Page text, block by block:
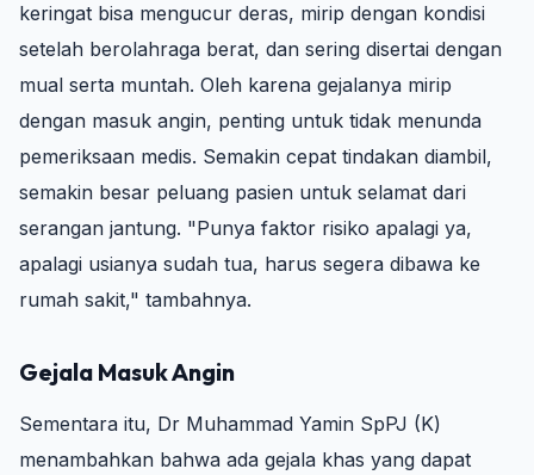
keringat bisa mengucur deras, mirip dengan kondisi
setelah berolahraga berat, dan sering disertai dengan
mual serta muntah. Oleh karena gejalanya mirip
dengan masuk angin, penting untuk tidak menunda
pemeriksaan medis. Semakin cepat tindakan diambil,
semakin besar peluang pasien untuk selamat dari
serangan jantung. "Punya faktor risiko apalagi ya,
apalagi usianya sudah tua, harus segera dibawa ke
rumah sakit," tambahnya.
Gejala Masuk Angin
Sementara itu, Dr Muhammad Yamin SpPJ (K)
menambahkan bahwa ada gejala khas yang dapat